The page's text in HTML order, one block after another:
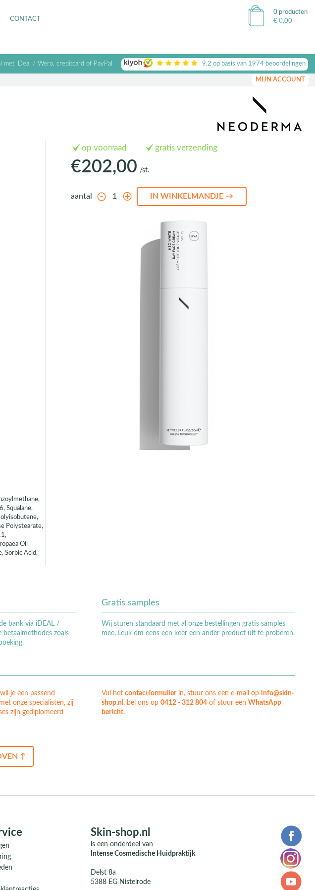
CONTACT
0 producten
€ 0,00
met iDeal / Wero, creditcard of PayPal 9,2 op basis van 1974beoordelingen
MIJN ACCOUNT
Squalane,
Polystearate,
Oil
Sorbic Acid,
op voorraad gratis verzending
€202,00 /st.
aantal
bank via iDEAL /
betaalmethodes zoals
Gratis samples
Wij sturen standaard met al onze bestellingen gratis samples
mee. Leuk om eens een keer een ander product uit te proberen.
je een passend
onze specialisten, zij
zijn gediplomeerd
Vul het contactformulierin, stuur ons een e-mail op info@skin-
shop.nl , bel ons op 0412 - 312 804of stuur een WhatsApp
bericht.
↑
Skin-shop.nl
is een onderdeel van
Intense Cosmedische Huidpraktijk
Delst 8a
5388 EG Nistelrode